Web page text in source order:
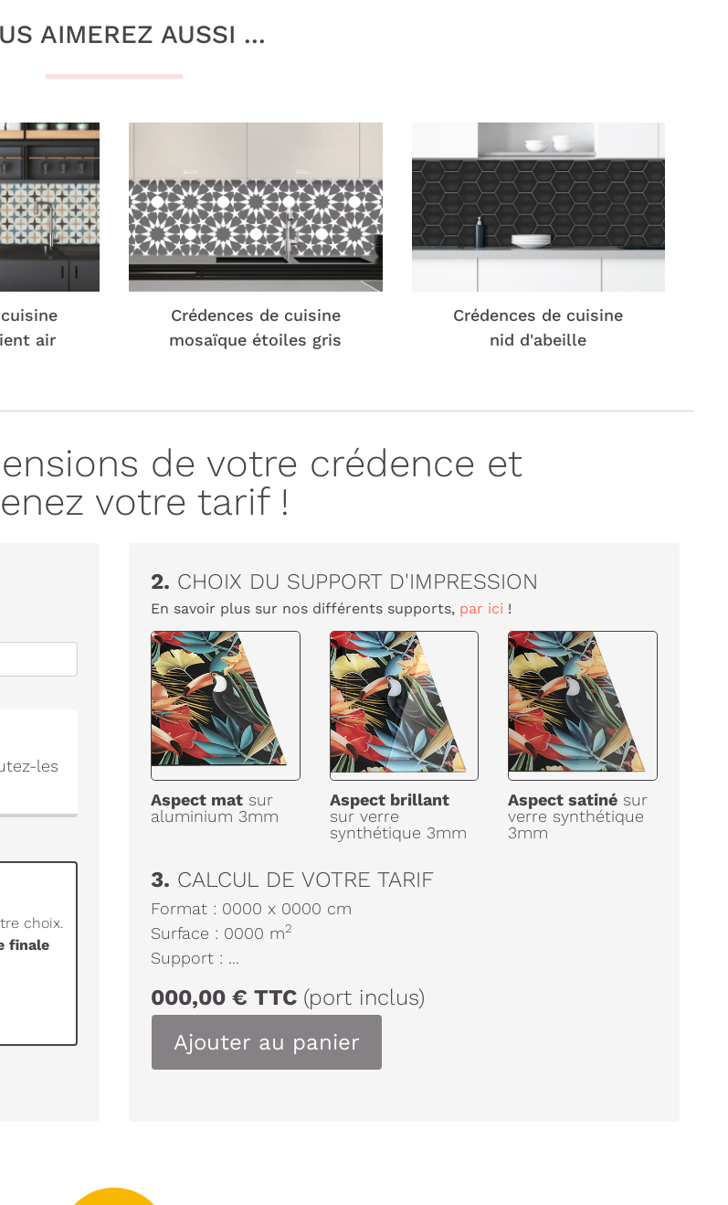
AIMEREZ AUSSI ...
air
Crédences de cuisine
mosaïque étoiles gris
Crédences de cuisine
nid d'abeille
de votre crédence et
votre tarif !
les
choix.
finale
2. CHOIX DU SUPPORT D'IMPRESSION
En savoir plus sur nos différents supports, par ici !
Aspect mat sur
aluminium 3mm
Aspect brillant
sur verre
synthétique 3mm
Aspect satiné sur
verre synthétique
3mm
3. CALCUL DE VOTRE TARIF
Format : 0000 x 0000 cm
Surface : 0000 m2
Support : ...
000,00 € TTC (port inclus)
Ajouter au panier